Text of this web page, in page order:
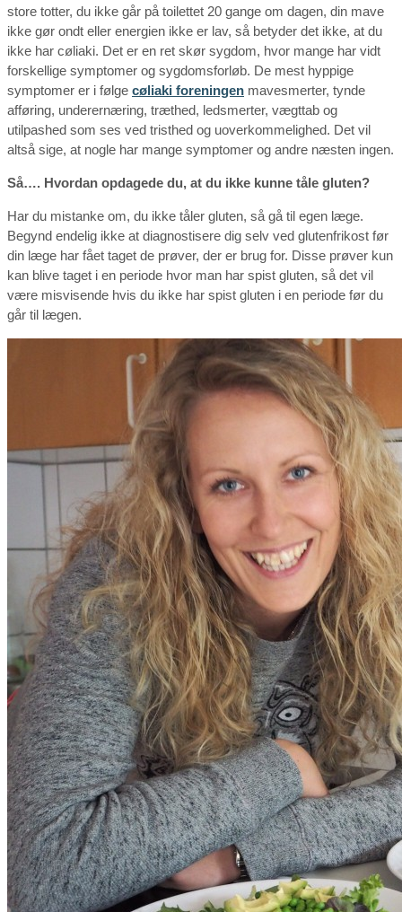
store totter, du ikke går på toilettet 20 gange om dagen, din mave
ikke gør ondt eller energien ikke er lav, så betyder det ikke, at du
ikke har cøliaki. Det er en ret skør sygdom, hvor mange har vidt
forskellige symptomer og sygdomsforløb. De mest hyppige
symptomer er i følge cøliaki foreningen mavesmerter, tynde
afføring, underernæring, træthed, ledsmerter, vægttab og
utilpashed som ses ved tristhed og uoverkommelighed. Det vil
altså sige, at nogle har mange symptomer og andre næsten ingen.
Så…. Hvordan opdagede du, at du ikke kunne tåle gluten?
Har du mistanke om, du ikke tåler gluten, så gå til egen læge.
Begynd endelig ikke at diagnostisere dig selv ved glutenfrikost før
din læge har fået taget de prøver, der er brug for. Disse prøver kun
kan blive taget i en periode hvor man har spist gluten, så det vil
være misvisende hvis du ikke har spist gluten i en periode før du
går til lægen.